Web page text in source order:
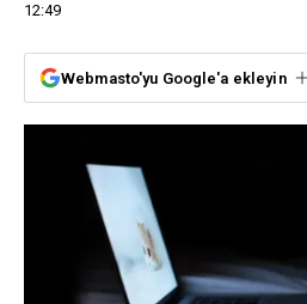
12:49
Webmasto'yu Google'a ekleyin